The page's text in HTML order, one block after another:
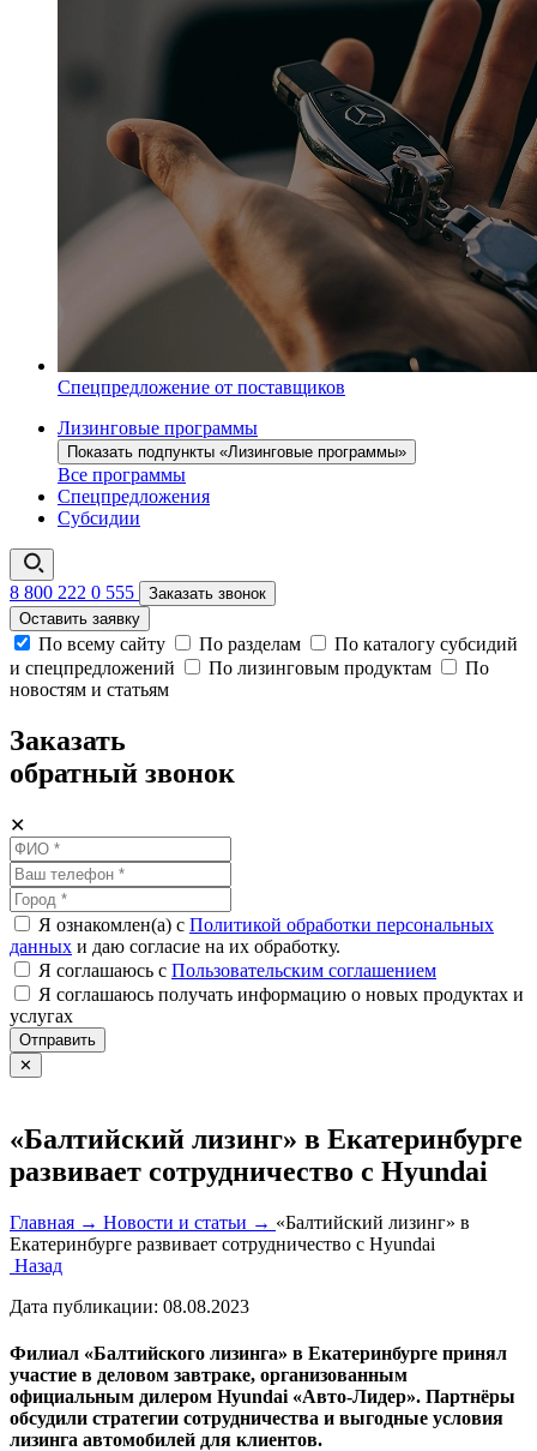
Спецпредложение от поставщиков
Лизинговые программы
Показать подпункты «Лизинговые программы»
Все программы
Спецпредложения
Субсидии
8 800 222 0 555
Заказать звонок
Оставить заявку
По всему сайту По разделам
По каталогу субсидий
и спецпредложений
По лизинговым продуктам
По
новостям и статьям
Заказать
обратный звонок
✕
Я ознакомлен(а) с Политикой обработки персональных
данных и даю согласие на их обработку.
Я соглашаюсь c Пользовательским соглашением
Я соглашаюсь получать информацию о новых продуктах и
услугах
Отправить
✕
«Балтийский лизинг» в Екатеринбурге
развивает сотрудничество с Hyundai
Главная → Новости и статьи → «Балтийский лизинг» в
Екатеринбурге развивает сотрудничество с Hyundai
Назад
Дата публикации: 08.08.2023
Филиал «Балтийского лизинга» в Екатеринбурге принял
участие в деловом завтраке, организованным
официальным дилером Hyundai «Авто-Лидер». Партнёры
обсудили стратегии сотрудничества и выгодные условия
лизинга автомобилей для клиентов.